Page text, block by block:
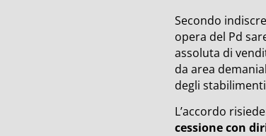
Secondo
opera del Pd
assoluta di
da area
degli
L’accordo
cessione con